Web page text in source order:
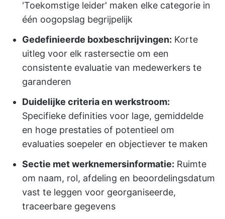
'Toekomstige leider' maken elke categorie in
één oogopslag begrijpelijk
Gedefinieerde boxbeschrijvingen: Korte
uitleg voor elk rastersectie om een
consistente evaluatie van medewerkers te
garanderen
Duidelijke criteria en werkstroom:
Specifieke definities voor lage, gemiddelde
en hoge prestaties of potentieel om
evaluaties soepeler en objectiever te maken
Sectie met werknemersinformatie: Ruimte
om naam, rol, afdeling en beoordelingsdatum
vast te leggen voor georganiseerde,
traceerbare gegevens